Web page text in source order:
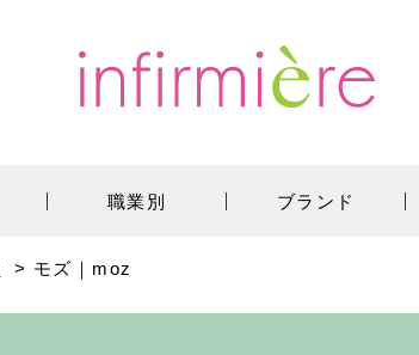
職業別 ブランド
> モズ｜moz